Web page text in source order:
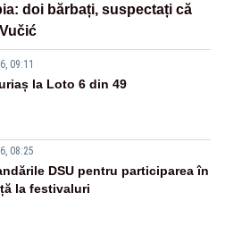
doi bărbați, suspectați că
09:11
la Loto 6 din 49
08:25
DSU pentru participarea în
la festivaluri